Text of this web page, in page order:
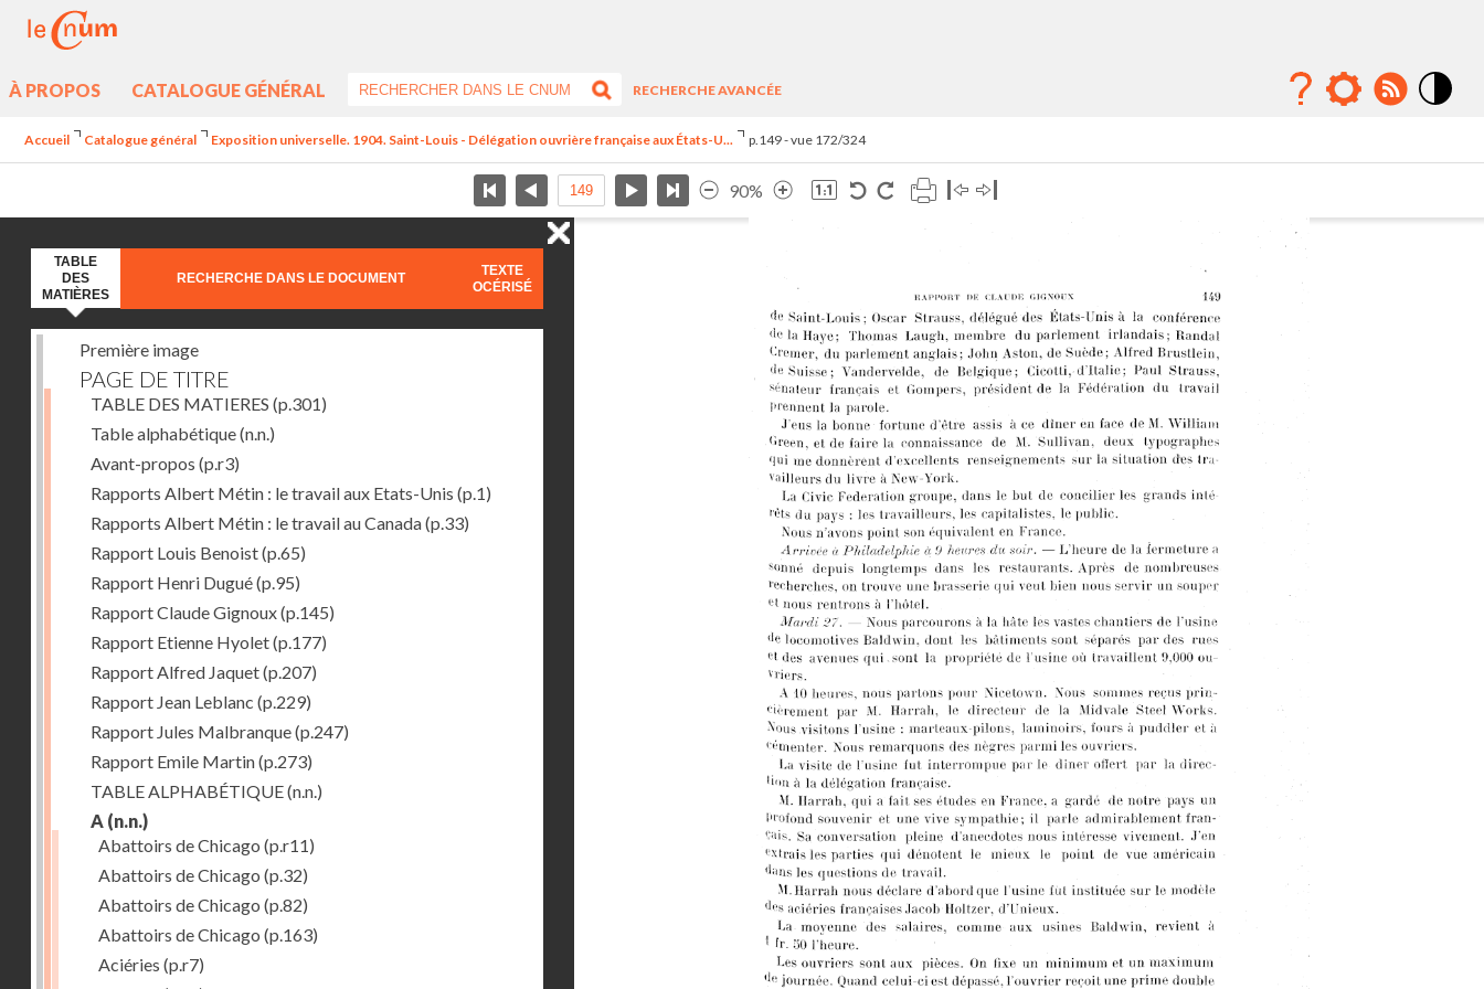
À PROPOS CATALOGUE GÉNÉRAL
RECHERCHE AVANCÉE
Accueil Catalogue général Exposition universelle. 1904. Saint-Louis - Délégation ouvrière française aux États-U... p.149 - vue 172/324
90%
TABLE
DES
MATIÈRES
RECHERCHE DANS LE DOCUMENT
TEXTE
OCÉRISÉ
Première image
PAGE DE TITRE
TABLE DES MATIERES (p.301)
Table alphabétique(n.n.)
Avant-propos (p.r3)
Rapports Albert Métin : le travail aux Etats-Unis (p.1)
Rapports Albert Métin : le travail au Canada(p.33)
Rapport Louis Benoist(p.65)
Rapport Henri Dugué(p.95)
Rapport Claude Gignoux(p.145)
Rapport Etienne Hyolet(p.177)
Rapport Alfred Jaquet(p.207)
Rapport Jean Leblanc (p.229)
Rapport Jules Malbranque(p.247)
Rapport Emile Martin(p.273)
TABLE ALPHABÉTIQUE(n.n.)
A (n.n.)
Abattoirs de Chicago (p.r11)
Abattoirs de Chicago (p.32)
Abattoirs de Chicago (p.82)
Abattoirs de Chicago (p.163)
Aciéries (p.r7)